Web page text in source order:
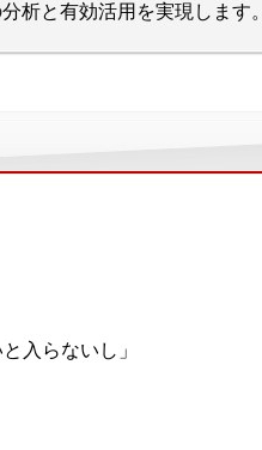
析と有効活用を実現します。
入らないし」